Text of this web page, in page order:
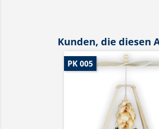
Kunden, die diesen
PK 005